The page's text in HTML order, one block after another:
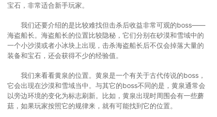
宝石，非常适合新手玩家。
我们还要介绍的是比较难找但击杀后收益非常可观的boss——
海盗船长。海盗船长的位置比较隐秘，它们分别在砂漠和雪域中的
一个小沙漠或者小冰块上出现，击杀海盗船长后不仅会掉落大量的
装备和宝石，还会获得不少的经验值。
我们来看看黄泉的位置。黄泉是一个有关于古代传说的boss，
它会出现在沙漠和雪域当中。与其它的boss不同的是，黄泉通常会
以旁边环境的变化为标志刷新。比如，黄泉出现时周围会有一些蘑
菇，如果玩家按照它的规律来，就有可能找到它的位置。